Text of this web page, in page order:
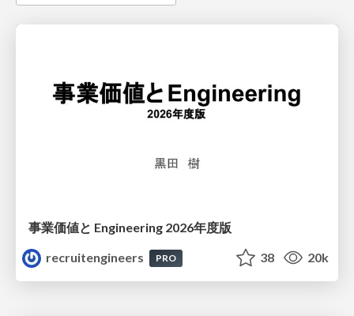
事業価値と Engineering 2026年度版
recruitengineers
PRO 38 20k